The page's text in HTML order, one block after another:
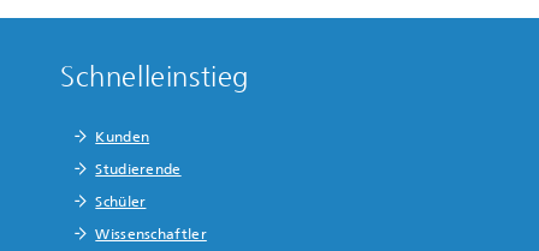
Schnelleinstieg
Kunden
Studierende
Schüler
Wissenschaftler